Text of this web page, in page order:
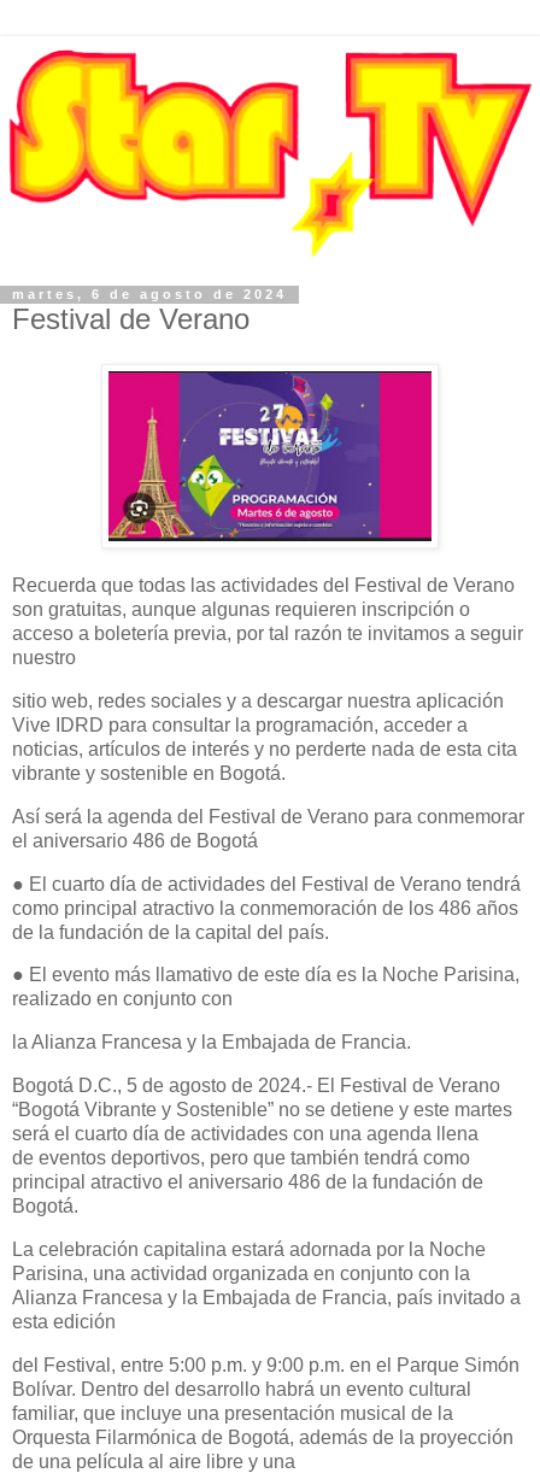
martes, 6 de agosto de 2024
Festival de Verano
Recuerda que todas las actividades del Festival de Verano
son gratuitas, aunque algunas requieren inscripción o
acceso a boletería previa, por tal razón te invitamos a seguir
nuestro
sitio web, redes sociales y a descargar nuestra aplicación
Vive IDRD para consultar la programación, acceder a
noticias, artículos de interés y no perderte nada de esta cita
vibrante y sostenible en Bogotá.
Así será la agenda del Festival de Verano para conmemorar
el aniversario 486 de Bogotá
● El cuarto día de actividades del Festival de Verano tendrá
como principal atractivo l a conmemoración de los 486 años
de la fundación de la capital del país.
● El evento más llamativo de este día es la Noche Parisina,
realizado en conjunto con
la Alianza Francesa y la Embajada de Francia.
Bogotá D.C., 5 de agosto de 2024.- El Festival de Verano
“Bogotá Vibrante y Sostenible” no se detiene y este martes
será el cuarto día de actividades con una agenda llena
de eventos deportivos, pero que también tendrá como
principal atractivo el aniversario 486 de la fundación de
Bogotá.
La celebración capitalina estará adornada por la Noche
Parisina, una actividad organizada en conjunto con la
Alianza Francesa y la Embajada de Francia, país invitado a
esta edición
del Festival, entre 5:00 p.m. y 9:00 p.m. en el Parque Simón
Bolívar. Dentro del desarrollo habrá un evento cultural
familiar, que incluye una presentación musical de la
Orquesta Filarmónica de Bogotá, además de la proyección
de una película al aire libre y una